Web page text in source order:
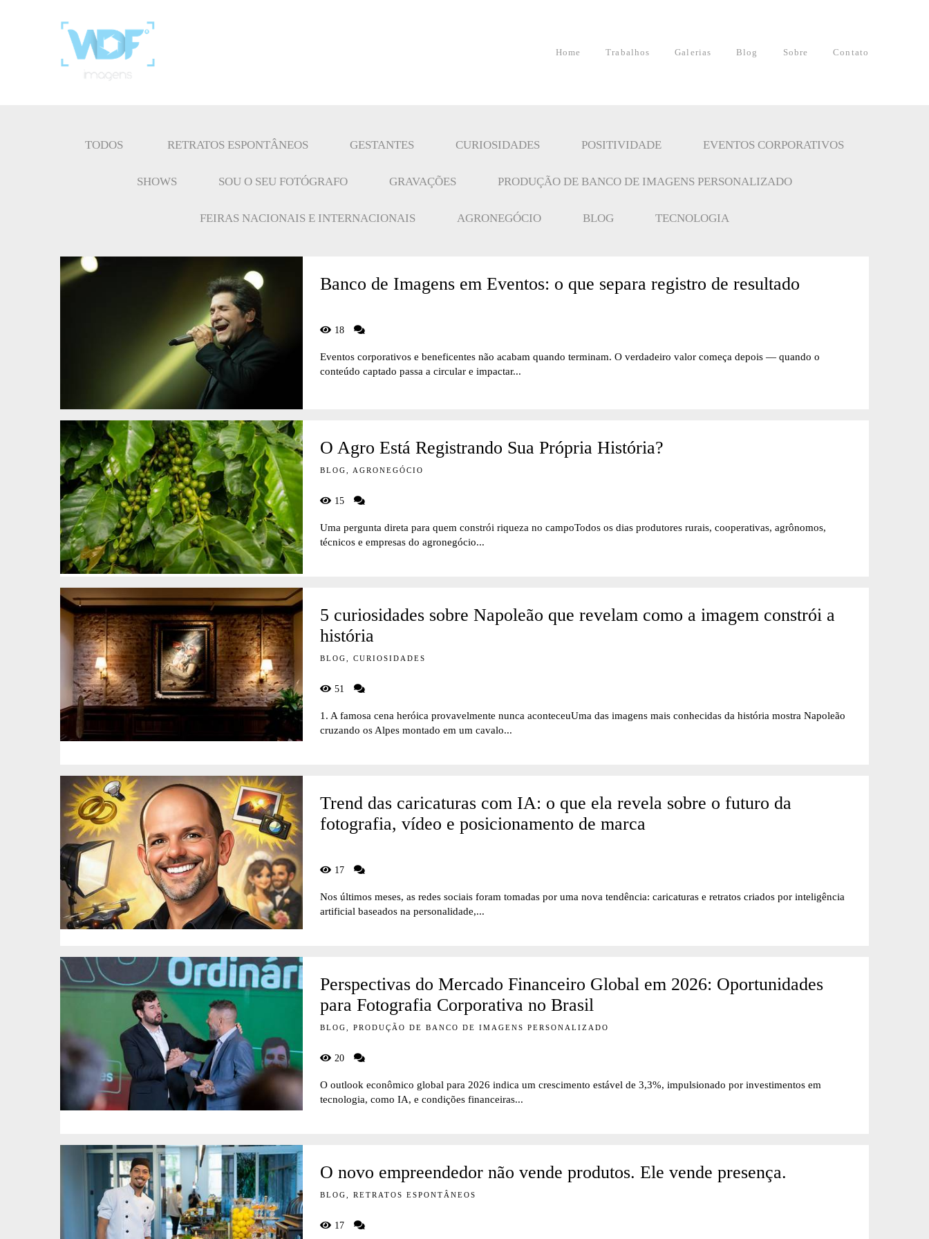
Home Trabalhos Galerias Blog Sobre Contato
TODOS RETRATOS ESPONTÂNEOS GESTANTES CURIOSIDADES POSITIVIDADE EVENTOS CORPORATIVOS
SHOWS SOU O SEU FOTÓGRAFO GRAVAÇÕES PRODUÇÃO DE BANCO DE IMAGENS PERSONALIZADO
FEIRAS NACIONAIS E INTERNACIONAIS AGRONEGÓCIO BLOG TECNOLOGIA
Banco de Imagens em Eventos: o que separa registro de resultado
18
Eventos corporativos e beneficentes não acabam quando terminam. O verdadeiro valor começa depois — quando o
conteúdo captado passa a circular e impactar...
O Agro Está Registrando Sua Própria História?
BLOG, AGRONEGÓCIO
15
Uma pergunta direta para quem constrói riqueza no campoTodos os dias produtores rurais, cooperativas, agrônomos,
técnicos e empresas do agronegócio...
5 curiosidades sobre Napoleão que revelam como a imagem constrói a
história
BLOG, CURIOSIDADES
51
1. A famosa cena heróica provavelmente nunca aconteceuUma das imagens mais conhecidas da história mostra Napoleão
cruzando os Alpes montado em um cavalo...
Trend das caricaturas com IA: o que ela revela sobre o futuro da
fotografia, vídeo e posicionamento de marca
17
Nos últimos meses, as redes sociais foram tomadas por uma nova tendência: caricaturas e retratos criados por inteligência
artificial baseados na personalidade,...
Perspectivas do Mercado Financeiro Global em 2026: Oportunidades
para Fotografia Corporativa no Brasil
BLOG, PRODUÇÃO DE BANCO DE IMAGENS PERSONALIZADO
20
O outlook econômico global para 2026 indica um crescimento estável de 3,3%, impulsionado por investimentos em
tecnologia, como IA, e condições financeiras...
O novo empreendedor não vende produtos. Ele vende presença.
BLOG, RETRATOS ESPONTÂNEOS
17